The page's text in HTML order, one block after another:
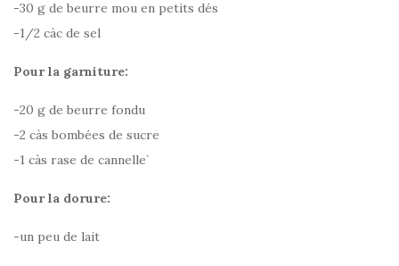
-30 g de beurre mou en petits dés
-1/2 càc de sel
Pour la garniture:
-20 g de beurre fondu
-2 càs bombées de sucre
-1 càs rase de cannelle`
Pour la dorure:
-un peu de lait